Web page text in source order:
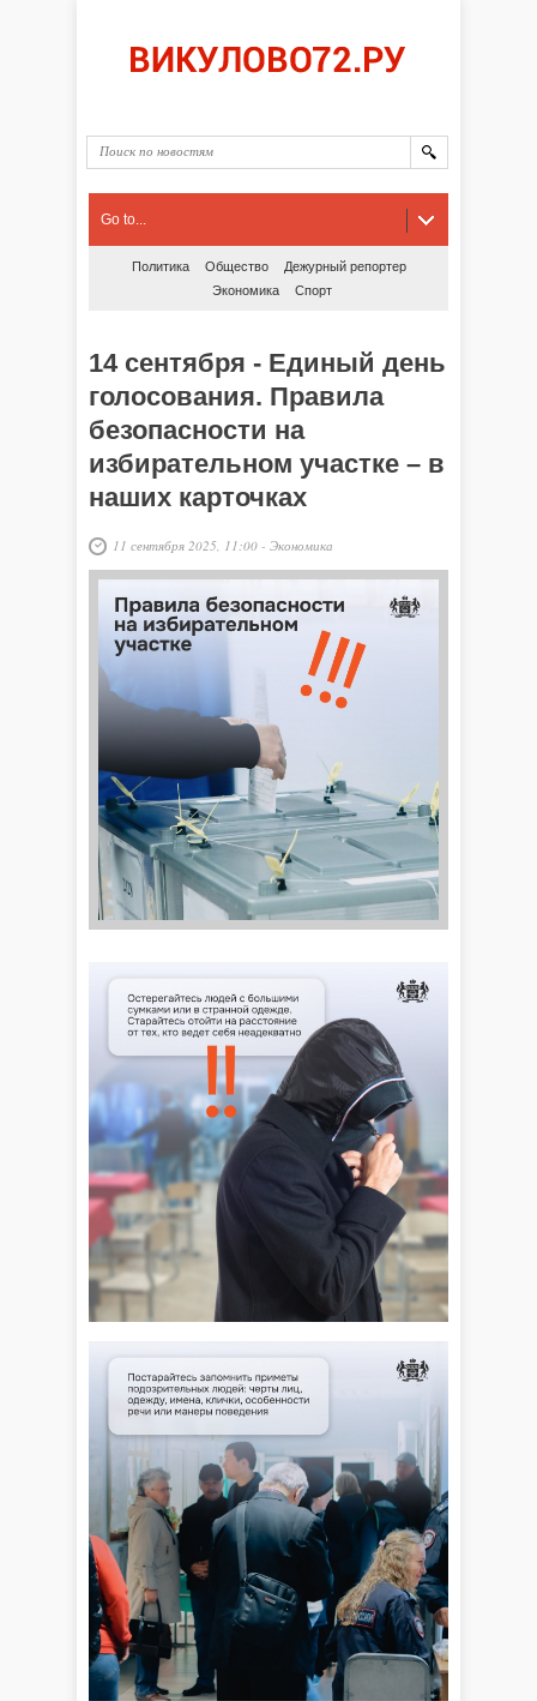
Go to...
Политика Общество
Дежурный репортер
Экономика
Спорт
14 сентября - Единый день
голосования. Правила
безопасности на
избирательном участке – в
наших карточках
11 сентября 2025, 11:00 - Экономика